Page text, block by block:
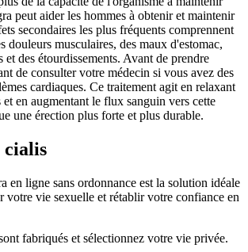
peut aider les hommes à obtenir et maintenir
secondaires les plus fréquents comprennent
douleurs musculaires, des maux d'estomac,
et des étourdissements. Avant de prendre
de consulter votre médecin si vous avez des
cardiaques. Ce traitement agit en relaxant
et en augmentant le flux sanguin vers cette
une érection plus forte et plus durable.
cialis
en ligne sans ordonnance est la solution idéale
votre vie sexuelle et rétablir votre confiance en
fabriqués et sélectionnez votre vie privée.